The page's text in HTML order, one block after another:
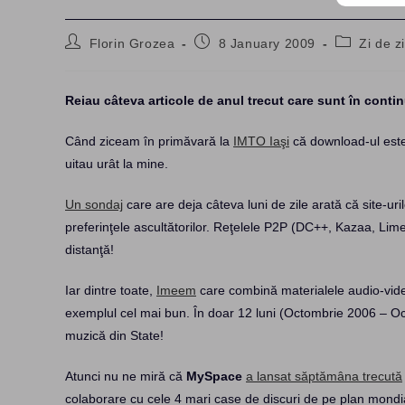
PostFlorin Grozea
Post8 January 2009
PostZi de zi
Reiau câteva articole de anul trecut care sunt în
Când ziceam în primăvară la IMTO Iaşi că download-ul
uitau urât la mine.
Un sondaj care are deja câteva luni de zile arată că site-
preferinţele ascultătorilor. Reţelele P2P (DC++, Kazaa,
distanţă!
Iar dintre toate, Imeem care combină materialele audio-
exemplul cel mai bun. În doar 12 luni (Octombrie 2006 –
muzică din State!
Atunci nu ne miră că MySpace a lansat săptămâna trecută
colaborare cu cele 4 mari case de discuri de pe plan